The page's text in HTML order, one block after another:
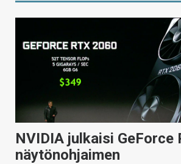
NVIDIA julkaisi GeForce
näytönohjaimen